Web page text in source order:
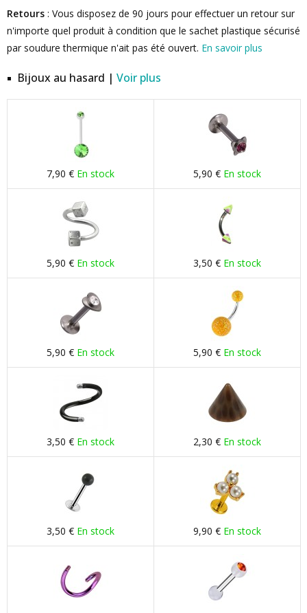
Retours : Vous disposez de 90 jours pour effectuer un retour sur
n'importe quel produit à condition que le sachet plastique sécurisé
par soudure thermique n'ait pas été ouvert. En savoir plus
Bijoux au hasard | Voir plus
7,90 € En stock 5,90 € En stock
5,90 € En stock 3,50 € En stock
5,90 € En stock 5,90 € En stock
3,50 € En stock 2,30 € En stock
3,50 € En stock 9,90 € En stock